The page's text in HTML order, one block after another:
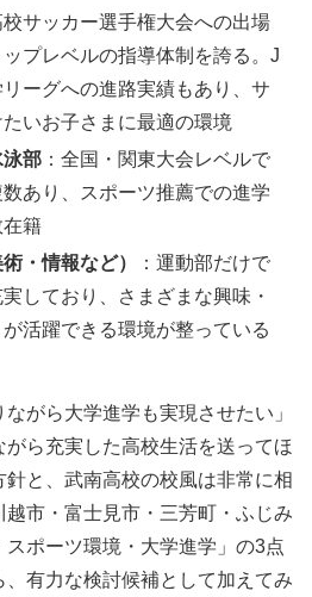
校サッカー選手権大会への出場
プレベルの指導体制を誇る。J
ーグへの進路実績もあり、サ
いお子さまに最適の環境
部 ：全国・関東大会レベルで
あり、スポーツ推薦での進学
在籍
・情報など）
：運動部だけで
しており、さまざまな興味・
活躍できる環境が整っている
ながら大学進学も実現させたい」
がら充実した高校生活を送ってほ
針と、武南高校の校風は非常に相
市・富士見市・三芳町・ふじみ
ポーツ環境・大学進学」の3点
有力な検討候補として加えてみ